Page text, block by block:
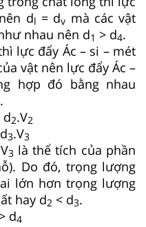
dl = dv mà các vật
nhau nên d1 > d4.
lực đẩy Ác – si – mét
vật nên lực đẩy Ác –
hợp đó bằng nhau
d2.V2
3.V3
3 là thể tích của phần
Do đó, trọng lượng
lớn hơn trọng lượng
hay d2 < d3.
> d4